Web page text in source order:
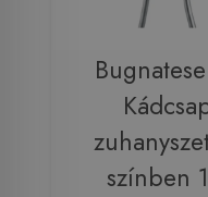
színben